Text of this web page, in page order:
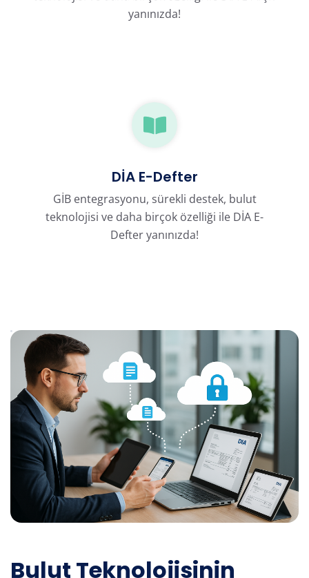
yanınızda!
DİA E-Defter
GİB entegrasyonu, sürekli destek, bulut
teknolojisi ve daha birçok özelliği ile DİA E-
Defter yanınızda!
Bulut Teknolojisinin